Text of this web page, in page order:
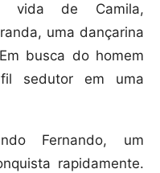
vida de Camila,
uma dançarina
busca do homem
sedutor em uma
Fernando, um
rapidamente.